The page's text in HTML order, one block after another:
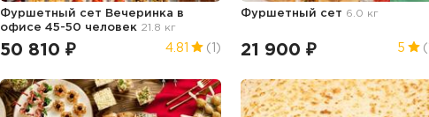
Фуршетный сет Вечеринка в
офисе 45-50 человек 21.8 кг
50 810 ₽ 4.81 (1)
Фуршетный сет 6.0 кг
21 900 ₽ 5